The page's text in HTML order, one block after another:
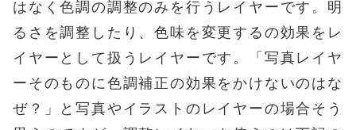
はなく色調の調整のみを行うレイヤーです。明
るさを調整したり、色味を変更するの効果をレ
イヤーとして扱うレイヤーです。「写真レイヤ
ーそのものに色調補正の効果をかけないのはな
ぜ？」と写真やイラストのレイヤーの場合そう